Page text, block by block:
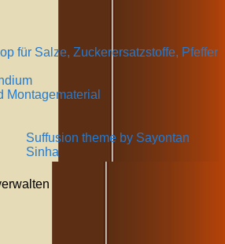
für Salze, Zuckerersatzstoffe, Pfeffer
Montagematerial
Suffusion theme by Sayontan
Sinha